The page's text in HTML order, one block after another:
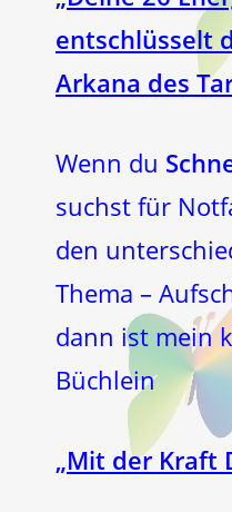
entschlüsselt
Arkana des
Wenn du
suchst für
den
Thema –
dann ist mein
Büchlein
„Mit der Kraft